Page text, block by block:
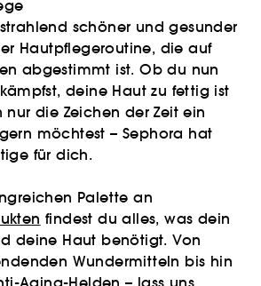
schöner und gesunder
Hautpflegeroutine, die auf
abgestimmt ist. Ob du nun
deine Haut zu fettig ist
die Zeichen der Zeit ein
möchtest – Sephora hat
für dich.
Palette an
findest du alles, was dein
deine Haut benötigt. Von
Wundermitteln bis hin
Aging-Helden – lass uns